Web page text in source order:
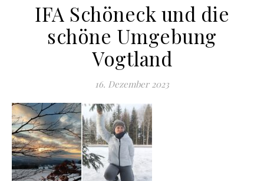
IFA Schöneck und die
schöne Umgebung
Vogtland
16. Dezember 2023